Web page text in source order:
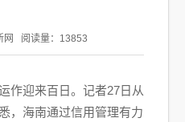
网 阅读量：13853
作迎来百日。记者27日从
，海南通过信用管理有力